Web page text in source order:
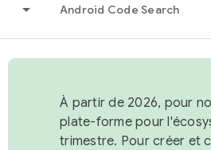
Android Code Search
À partir de 2026, pour
plate-forme pour
trimestre. Pour créer et